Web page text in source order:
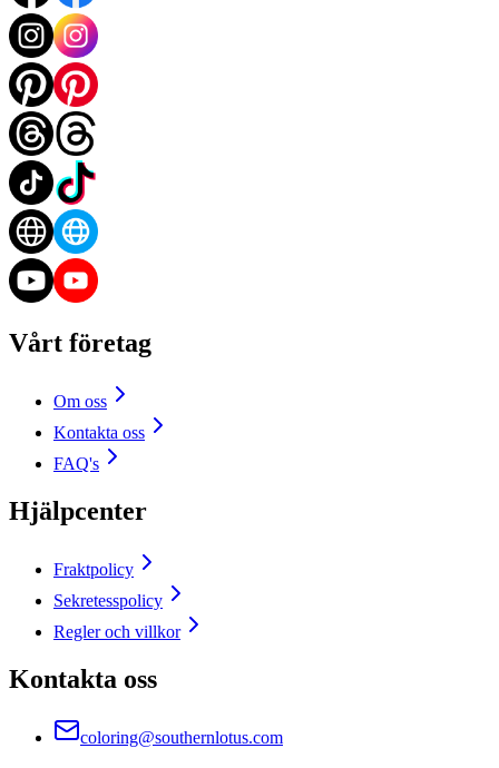
Vårt företag
Om oss
Kontakta oss
FAQ's
Hjälpcenter
Fraktpolicy
Sekretesspolicy
Regler och villkor
Kontakta oss
coloring@southernlotus.com